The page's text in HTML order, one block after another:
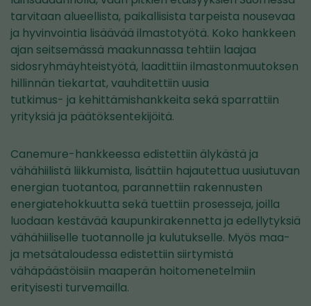
tarvitaan alueellista, paikallisista tarpeista nousevaa
ja hyvinvointia lisäävää ilmastotyötä. Koko hankkeen
ajan seitsemässä maakunnassa tehtiin laajaa
sidosryhmäyhteistyötä, laadittiin ilmastonmuutoksen
hillinnän tiekartat, vauhditettiin uusia
tutkimus- ja kehittämishankkeita sekä sparrattiin
yrityksiä ja päätöksentekijöitä.
Canemure-hankkeessa edistettiin älykästä ja
vähähiilistä liikkumista, lisättiin hajautettua uusiutuvan
energian tuotantoa, parannettiin rakennusten
energiatehokkuutta sekä tuettiin prosesseja, joilla
luodaan kestävää kaupunkirakennetta ja edellytyksiä
vähähiiliselle tuotannolle ja kulutukselle. Myös maa-
ja metsätaloudessa edistettiin siirtymistä
vähäpäästöisiin maaperän hoitomenetelmiin
erityisesti turvemailla.